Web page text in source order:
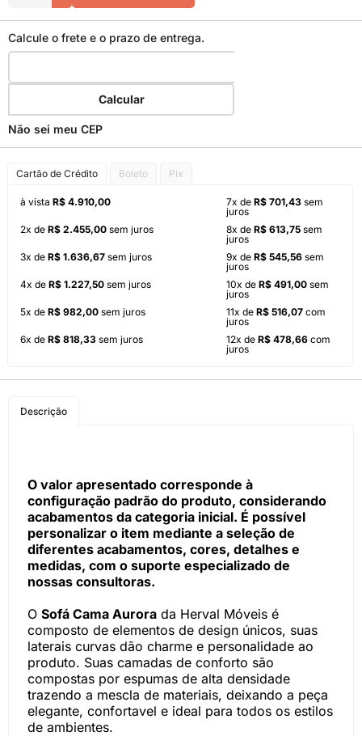
Calcule o frete e o prazo de entrega.
Calcular
Não sei meu CEP
Cartão de Crédito Boleto Pix
à vista R$ 4.910,00
2x de R$ 2.455,00 sem juros
3x de R$ 1.636,67 sem juros
4x de R$ 1.227,50 sem juros
5x de R$ 982,00 sem juros
6x de R$ 818,33 sem juros
7x de R$ 701,43 sem
juros
8x de R$ 613,75 sem
juros
9x de R$ 545,56 sem
juros
10x de R$ 491,00 sem
juros
11x de R$ 516,07 com
juros
12x de R$ 478,66 com
juros
Descrição
O valor apresentado corresponde à
configuração padrão do produto, considerando
acabamentos da categoria inicial. É possível
personalizar o item mediante a seleção de
diferentes acabamentos, cores, detalhes e
medidas, com o suporte especializado de
nossas consultoras.
O Sofá Cama Aurora da Herval Móveis é
composto de elementos de design únicos, suas
laterais curvas dão charme e personalidade ao
produto. Suas camadas de conforto são
compostas por espumas de alta densidade
trazendo a mescla de materiais, deixando a peça
elegante, confortavel e ideal para todos os estilos
de ambientes.